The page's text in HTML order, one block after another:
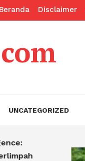
Beranda Disclaimer
UNCATEGORIZED